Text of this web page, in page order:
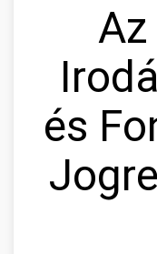
Az
és